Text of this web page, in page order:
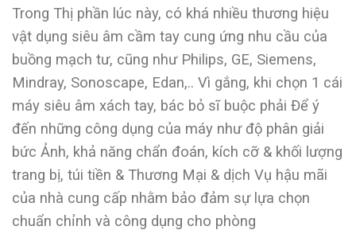
Trong Thị phần lúc này, có khá nhiều thương hiệu
vật dụng siêu âm cầm tay cung ứng nhu cầu của
buồng mạch tư, cũng như Philips, GE, Siemens,
Mindray, Sonoscape, Edan,.. Vì gắng, khi chọn 1 cái
máy siêu âm xách tay, bác bỏ sĩ buộc phải Để ý
đến những công dụng của máy như độ phân giải
bức Ảnh, khả năng chẩn đoán, kích cỡ & khối lượng
trang bị, túi tiền & Thương Mại & dịch Vụ hậu mãi
của nhà cung cấp nhằm bảo đảm sự lựa chọn
chuẩn chỉnh và công dụng cho phòng